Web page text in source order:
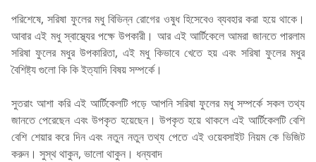
পরিশেষে, সরিষা ফুলের মধু বিভিন্ন রোগের ওষুধ হিসেবেও ব্যবহার করা হয়ে থাকে।
আবার এই মধু স্বাস্থ্যের পক্ষে উপকারী। আর এই আর্টিকেলে আমরা জানতে পারলাম
সরিষা ফুলের মধুর উপকারিতা, এই মধু কিভাবে খেতে হয় এবং সরিষা ফুলের মধুর
বৈশিষ্ট্য গুলো কি কি ইত্যাদি বিষয় সম্পর্কে।
সুতরাং আশা করি এই আর্টিকেলটি পড়ে আপনি সরিষা ফুলের মধু সম্পর্কে সকল তথ্য
জানতে পেরেছেন এবং উপকৃত হয়েছেন। উপকৃত হয়ে থাকলে এই আর্টিকেলটি বেশি
বেশি শেয়ার করে দিন এবং নতুন নতুন তথ্য পেতে এই ওয়েবসাইট নিয়ম কে ভিজিট
করুন। সুস্থ থাকুন, ভালো থাকুন। ধন্যবাদ